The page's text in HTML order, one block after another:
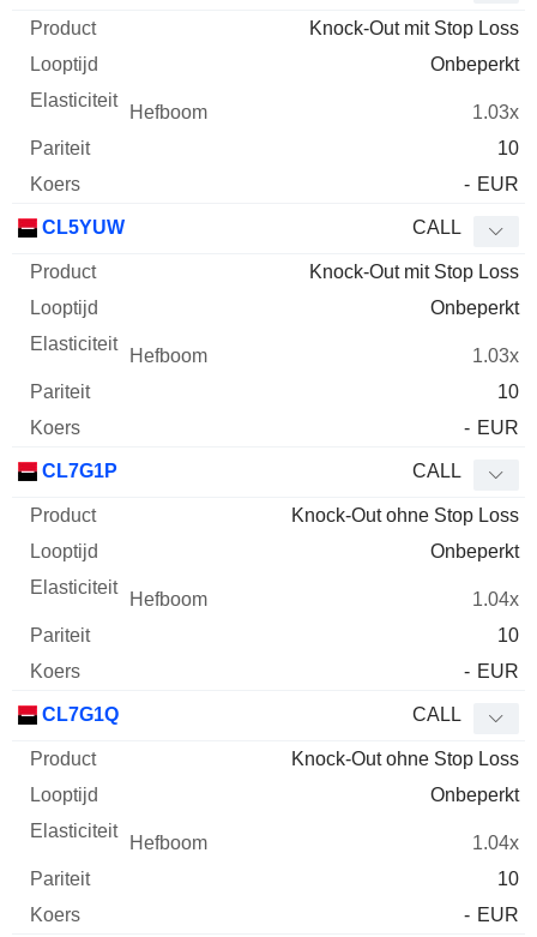
Knock-Out mit Stop Loss
Onbeperkt
1.03x
10
- EUR
CL5YUW CALL
Knock-Out mit Stop Loss
Onbeperkt
1.03x
10
- EUR
CL7G1P CALL
Knock-Out ohne Stop Loss
Onbeperkt
1.04x
10
- EUR
CL7G1Q CALL
Knock-Out ohne Stop Loss
Onbeperkt
1.04x
10
- EUR